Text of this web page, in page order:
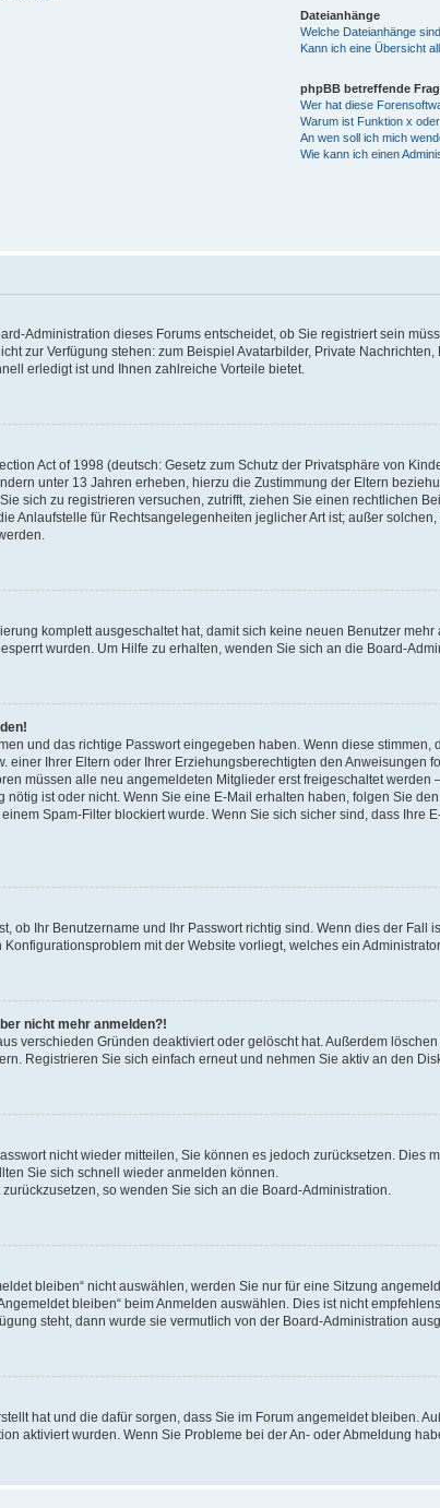
Dateianhänge
Welche Dateianhänge
Kann ich eine Übersicht
phpBB betreffende
Wer hat diese
Warum ist Funktion x
An wen soll ich mich
Wie kann ich einen
Administration dieses Forums entscheidet, ob Sie registriert sein
zur Verfügung stehen: zum Beispiel Avatarbilder, Private
erledigt ist und Ihnen zahlreiche Vorteile bietet.
Act of 1998 (deutsch: Gesetz zum Schutz der Privatsphäre von
unter 13 Jahren erheben, hierzu die Zustimmung der Eltern
sich zu registrieren versuchen, zutrifft, ziehen Sie einen rechtlichen
Anlaufstelle für Rechtsangelegenheiten jeglicher Art ist; außer
komplett ausgeschaltet hat, damit sich keine neuen Benutzer
wurden. Um Hilfe zu erhalten, wenden Sie sich an die Board-
und das richtige Passwort eingegeben haben. Wenn diese stimmen,
einer Ihrer Eltern oder Ihrer Erziehungsberechtigten den Anweisungen
müssen alle neu angemeldeten Mitglieder erst freigeschaltet
ist oder nicht. Wenn Sie eine E-Mail erhalten haben, folgen Sie
Spam-Filter blockiert wurde. Wenn Sie sich sicher sind, dass Ihre
ob Ihr Benutzername und Ihr Passwort richtig sind. Wenn dies der
mit der Website vorliegt, welches ein
nicht mehr anmelden?!
verschieden Gründen deaktiviert oder gelöscht hat. Außerdem
Registrieren Sie sich einfach erneut und nehmen Sie aktiv an den
nicht wieder mitteilen, Sie können es jedoch zurücksetzen. Dies
Sie sich schnell wieder anmelden können.
so wenden Sie sich an die Board-Administration.
bleiben“ nicht auswählen, werden Sie nur für eine Sitzung
bleiben“ beim Anmelden auswählen. Dies ist nicht
steht, dann wurde sie vermutlich von der Board-Administration
hat und die dafür sorgen, dass Sie im Forum angemeldet bleiben.
aktiviert wurden. Wenn Sie Probleme bei der An- oder Abmeldung